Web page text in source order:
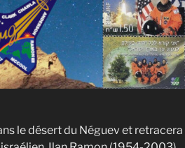
le désert du Néguev et retracera